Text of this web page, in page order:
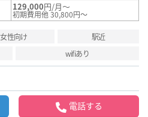
129,000円/月～
初期費用他 30,800円～
女性向け
駅近
wifiあり
電話する